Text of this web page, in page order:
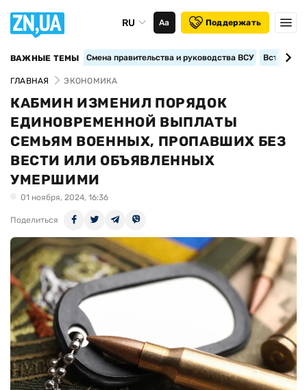
RU Аа Поддержать
ВАЖНЫЕ ТЕМЫ Смена правительства и руководства ВСУ
ГЛАВНАЯ ЭКОНОМИКА
КАБМИН ИЗМЕНИЛ ПОРЯДОК
ЕДИНОВРЕМЕННОЙ ВЫПЛАТЫ
СЕМЬЯМ ВОЕННЫХ, ПРОПАВШИХ БЕЗ
ВЕСТИ ИЛИ ОБЪЯВЛЕННЫХ
УМЕРШИМИ
01 ноября, 2024, 16:36
Поделиться